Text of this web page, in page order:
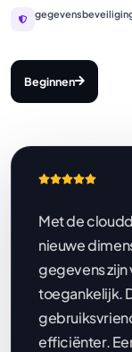
Beginnen
Met de
nieuwe
gegevens
toegankelijk.
efficiënter.